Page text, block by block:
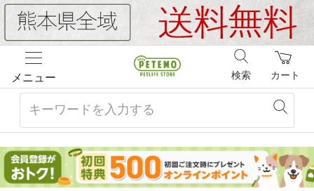
メニュー カート
検索